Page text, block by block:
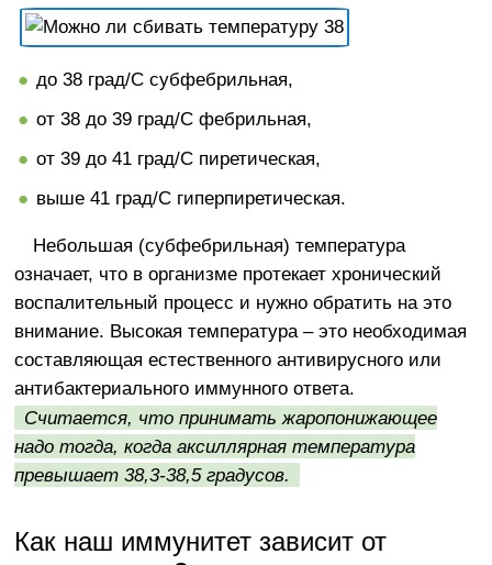
до 38 град/С субфебрильная,
от 38 до 39 град/С фебрильная,
от 39 до 41 град/С пиретическая,
выше 41 град/С гиперпиретическая.
Небольшая (субфебрильная) температура
означает, что в организме протекает хронический
воспалительный процесс и нужно обратить на это
внимание. Высокая температура – это необходимая
составляющая естественного антивирусного или
антибактериального иммунного ответа.
Считается, что принимать жаропонижающее
надо тогда, когда аксиллярная температура
превышает 38,3-38,5 градусов.
Как наш иммунитет зависит от